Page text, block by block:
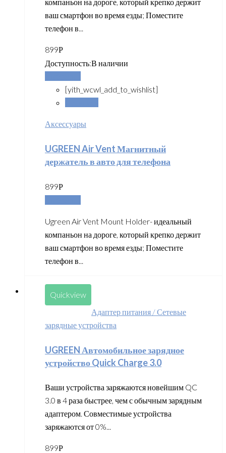
ваш смартфон во время езды; Поместите
телефон в...
899Р
Доступность:В наличии
[yith_wcwl_add_to_wishlist]
Аксессуары
UGREEN Air Vent Магнитный
держатель в авто для телефона
899Р
Ugreen Air Vent Mount Holder- идеальный
компаньон на дороге, который крепко держит
ваш смартфон во время езды; Поместите
телефон в...
Quickview
Адаптер питания / Сетевые
зарядные устройства
UGREEN Автомобильное зарядное
устройство Quick Charge 3.0
Ваши устройства заряжаются новейшим QC
3.0 в 4 раза быстрее, чем с обычным зарядным
адаптером. Совместимые устройства
заряжаются от 0%...
899Р